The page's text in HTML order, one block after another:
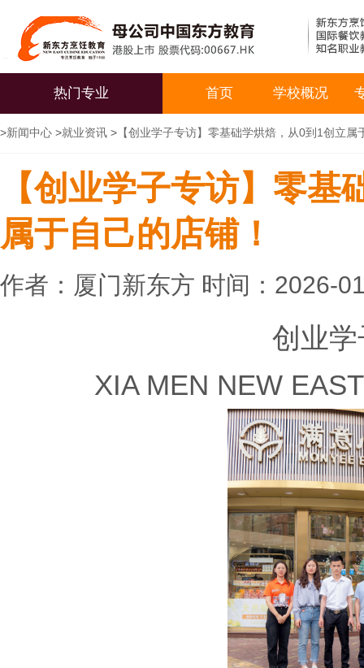
热门专业 首页 学校概况
>新闻中心 >就业资讯 > 【创业学子专访】零基础学烘焙，从0到1创立属
【创业学子专访】零
属于自己的店铺！
作者：厦门新东方 时间：2026-
创业
XIA MEN NEW